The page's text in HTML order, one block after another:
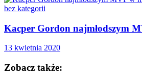
bez kategorii
Kacper Gordon najmłodszym
13 kwietnia 2020
Zobacz także: